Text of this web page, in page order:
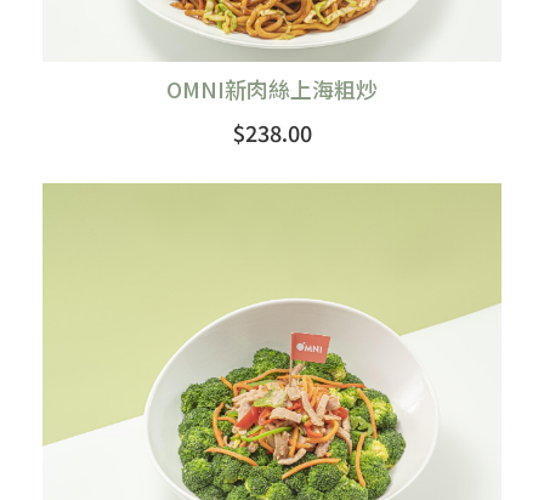
OMNI新肉絲上海粗炒
$238.00
購買